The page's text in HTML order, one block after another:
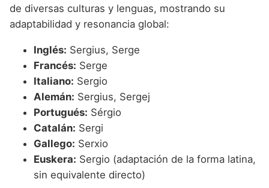
de diversas culturas y lenguas, mostrando su
adaptabilidad y resonancia global:
Inglés: Sergius, Serge
Francés: Serge
Italiano: Sergio
Alemán: Sergius, Sergej
Portugués: Sérgio
Catalán: Sergi
Gallego: Serxio
Euskera: Sergio (adaptación de la forma latina,
sin equivalente directo)